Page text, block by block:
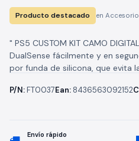
Producto destacado en
" PS5 CUSTOM KIT CAMO
DualSense fácilmente y en
por funda de silicona, que evita
P/N:FT0037Ean: 8436563092152
Envío rápido